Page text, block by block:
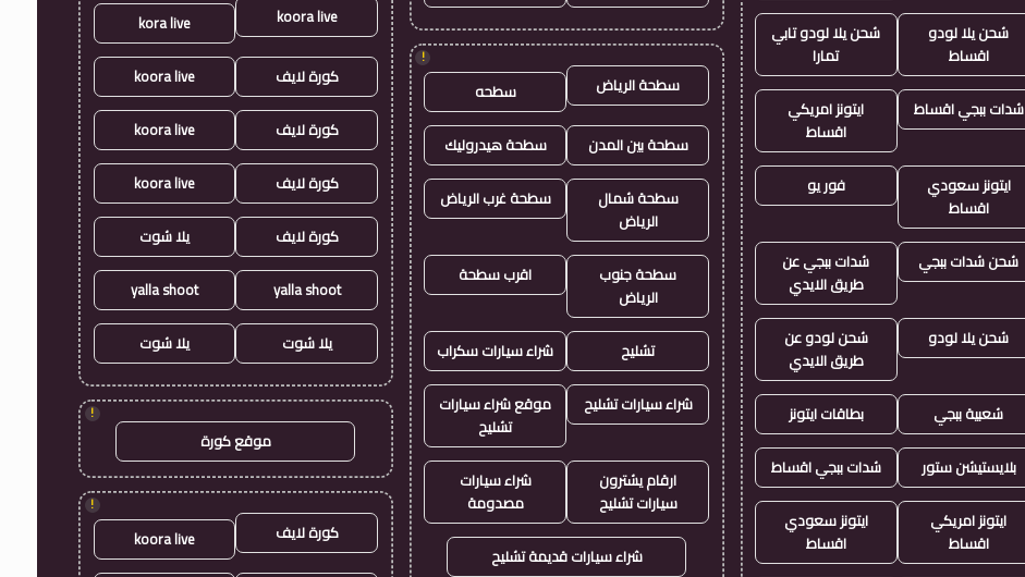
شحن يلا لودو
اقساط
شحن يلا لودو تابي
تمارا
شدات ببجي اقساط
ايتونز امريكي
اقساط
ايتونز سعودي
اقساط
فور يو
شحن شدات ببجي
شدات ببجي عن
طريق الايدي
شحن يلا لودو
شحن لودو عن
طريق الايدي
شعبية ببجي بطاقات ايتونز
بلايستيشن ستور شدات ببجي اقساط
ايتونز امريكي
اقساط
ايتونز سعودي
اقساط
!
سطحة الرياض سطحه
سطحة بين المدن سطحة هيدروليك
سطحة شمال
الرياض
سطحة غرب الرياض
سطحة جنوب
الرياض
اقرب سطحة
تشليح شراء سيارات سكراب
شراء سيارات تشليح
موقع شراء سيارات
تشليح
ارقام يشترون
سيارات تشليح
شراء سيارات
مصدومة
شراء سيارات قديمة تشليح
koora live
kora live
كورة لايف koora live
كورة لايف koora live
كورة لايف koora live
كورة لايف يلا شوت
yalla shoot
yalla shoot
يلا شوت يلا شوت
!
موقع كورة
!
كورة لايف koora live